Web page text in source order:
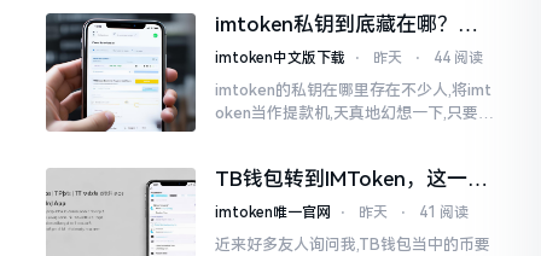
似乎相似
imtoken私钥到底藏在哪？别
慌，找对地方才安心
imtoken中文版下载 ⋅ 昨天 ⋅ 44 阅读
imtoken的私钥在哪里存在不少人,将imt
oken当作提款机,天真地幻想一下,只要把
TB钱包转到IMToken，这一步
别走错
imtoken唯一官网 ⋅ 昨天 ⋅ 41 阅读
近来好多友人询问我,TB钱包当中的币要